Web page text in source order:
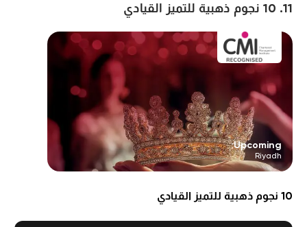
11. 10 نجوم ذهبية للتميز القيادي
Upcoming:
Riyadh
10 نجوم ذهبية للتميز القيادي